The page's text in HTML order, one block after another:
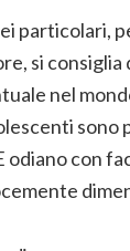
particolari,
si
nel
sono
con